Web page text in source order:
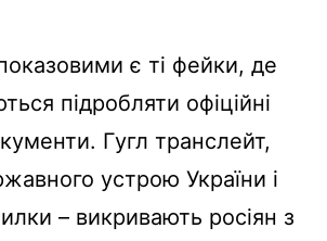
є ті фейки, де
підробляти офіційні
Гугл транслейт,
устрою України і
– викривають росіян з